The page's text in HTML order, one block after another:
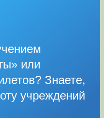
или
Знаете,
учреждений